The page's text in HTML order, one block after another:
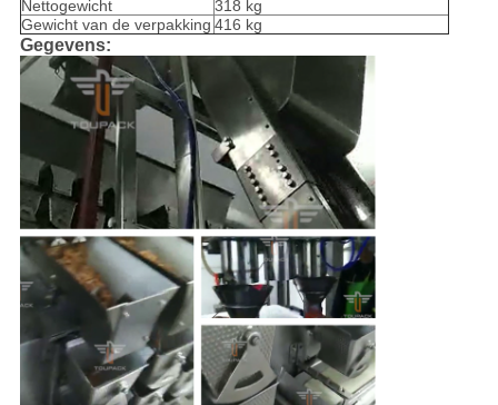
Nettogewicht
318 kg
Gewicht van de verpakking 416 kg
Gegevens: